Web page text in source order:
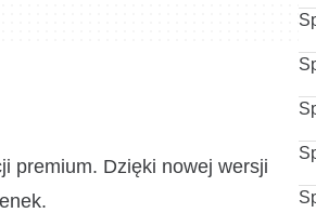
premium. Dzięki nowej wersji